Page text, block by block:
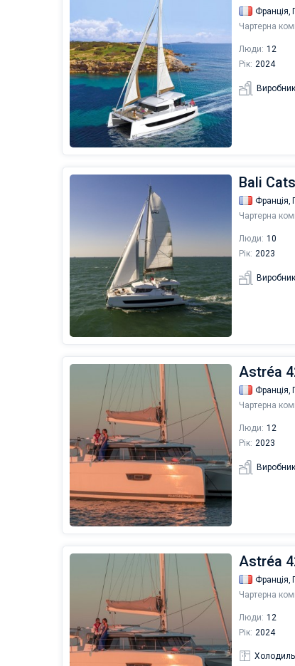
Франція,
Чартерна
Люди: 12
Рік: 2024
Bali
Франція,
Чартерна
Люди: 10
Рік: 2023
Astréa
Франція,
Чартерна
Люди: 12
Рік: 2023
Astréa
Франція,
Чартерна
Люди: 12
Рік: 2024